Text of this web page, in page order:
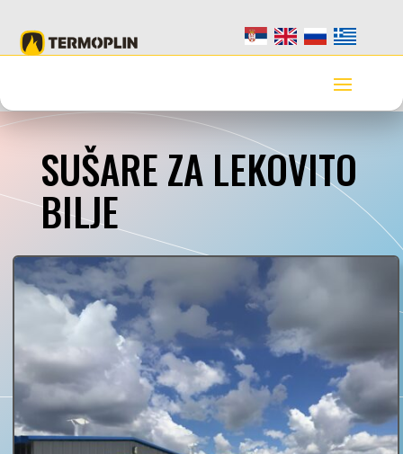
SUŠARE ZA LEKOVITO
BILJE